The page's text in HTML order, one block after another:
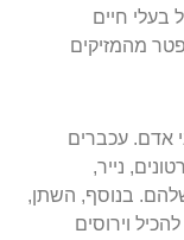
בעלי חיים
מהמזיקים
אדם. עכברים
נייר,
בנוסף, השתן,
וירוסים